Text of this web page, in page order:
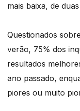
mais baixa, de
Questionados
verão, 75% dos
resultados
ano passado,
piores ou muito